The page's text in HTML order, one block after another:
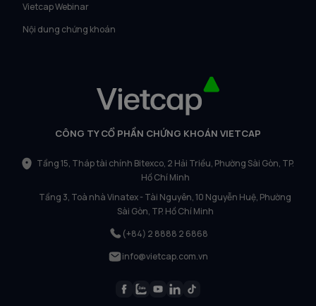
Vietcap Webinar
Nội dung chứng khoán
CÔNG TY CỔ PHẦN CHỨNG KHOÁN VIETCAP
Tầng 15, Tháp tài chính Bitexco, 2 Hải Triều, Phường Sài Gòn, TP.
Hồ Chí Minh
Tầng 3, Toà nhà Vinatex - Tài Nguyên, 10 Nguyễn Huệ, Phường
Sài Gòn, TP. Hồ Chí Minh
(+84) 2 8888 2 6868
info@vietcap.com.vn